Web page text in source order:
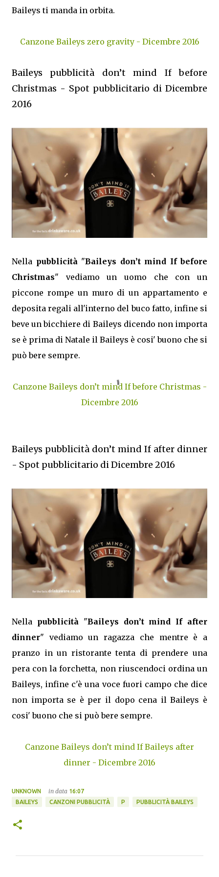
Baileys ti manda in orbita.
Canzone Baileys zero gravity - Dicembre 2016
Baileys pubblicità don’t mind If before
Christmas - Spot pubblicitario di Dicembre
2016
Nella pubblicità "Baileys don’t mind If before
Christmas" vediamo un uomo che con un
piccone rompe un muro di un appartamento e
deposita regali all'interno del buco fatto, infine si
beve un bicchiere di Baileys dicendo non importa
se è prima di Natale il Baileys è cosi' buono che si
può bere sempre.
Canzone Baileys don’t mind If before Christmas -
Dicembre 2016
Baileys pubblicità don’t mind If after dinner
- Spot pubblicitario di Dicembre 2016
Nella pubblicità"Baileys don’t mind If after
dinner" vediamo un ragazza che mentre è a
pranzo in un ristorante tenta di prendere una
pera con la forchetta, non riuscendoci ordina un
Baileys, infine c'è una voce fuori campo che dice
non importa se è per il dopo cena il Baileys è
cosi' buono che si può bere sempre.
Canzone Baileys don’t mind If Baileys after
dinner - Dicembre 2016
UNKNOWN in data 16:07
BAILEYS
CANZONI PUBBLICITÀ P PUBBLICITÀ BAILEYS